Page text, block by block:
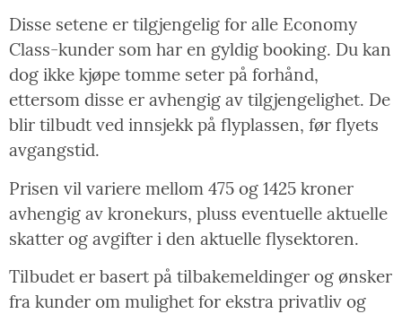
Disse setene er tilgjengelig for alle Economy
Class-kunder som har en gyldig booking. Du kan
dog ikke kjøpe tomme seter på forhånd,
ettersom disse er avhengig av tilgjengelighet. De
blir tilbudt ved innsjekk på flyplassen, før flyets
avgangstid.
Prisen vil variere mellom 475 og 1425 kroner
avhengig av kronekurs, pluss eventuelle aktuelle
skatter og avgifter i den aktuelle flysektoren.
Tilbudet er basert på tilbakemeldinger og ønsker
fra kunder om mulighet for ekstra privatliv og